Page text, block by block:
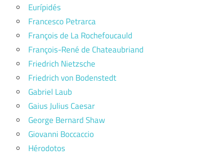
Eurípidés
Francesco Petrarca
François de La Rochefoucauld
François-René de Chateaubriand
Friedrich Nietzsche
Friedrich von Bodenstedt
Gabriel Laub
Gaius Julius Caesar
George Bernard Shaw
Giovanni Boccaccio
Hérodotos